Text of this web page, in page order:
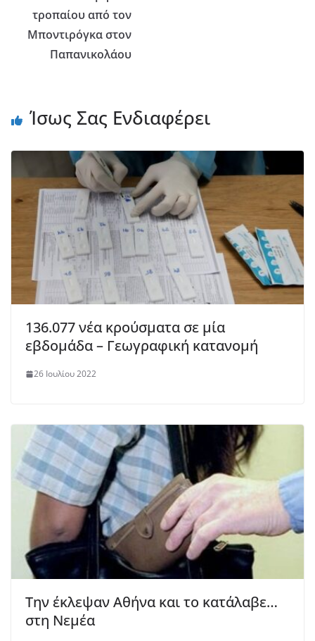
τροπαίου από τον
Μποντιρόγκα στον
Παπανικολάου
Ίσως Σας Ενδιαφέρει
136.077 νέα κρούσματα σε μία
εβδομάδα – Γεωγραφική κατανομή
26 Ιουλίου 2022
Την έκλεψαν Αθήνα και το κατάλαβε…
στη Νεμέα